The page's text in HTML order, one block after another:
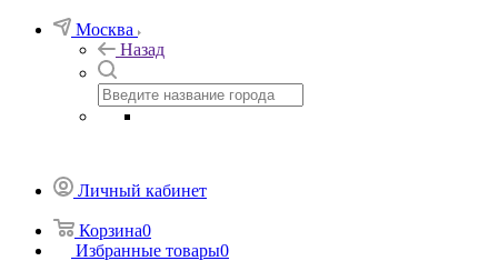
Москва
Назад
Личный кабинет
Корзина0
Избранные товары0